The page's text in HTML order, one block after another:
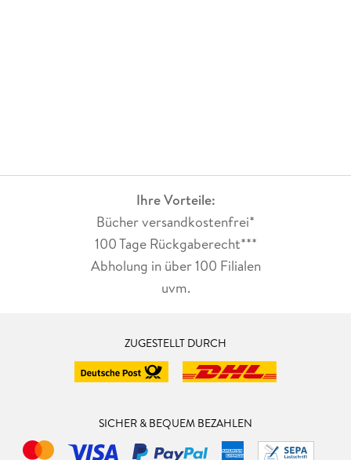
Ihre Vorteile:
Bücher versandkostenfrei*
100 Tage Rückgaberecht***
Abholung in über 100 Filialen
uvm.
ZUGESTELLT DURCH
SICHER & BEQUEM BEZAHLEN